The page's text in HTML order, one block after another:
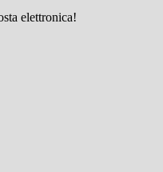
elettronica!